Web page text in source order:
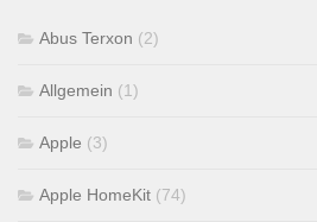
Abus Terxon (2)
Allgemein (1)
Apple (3)
Apple HomeKit (74)